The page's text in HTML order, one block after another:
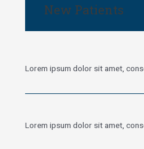
New Patients
Lorem ipsum dolor sit amet,
Lorem ipsum dolor sit amet,